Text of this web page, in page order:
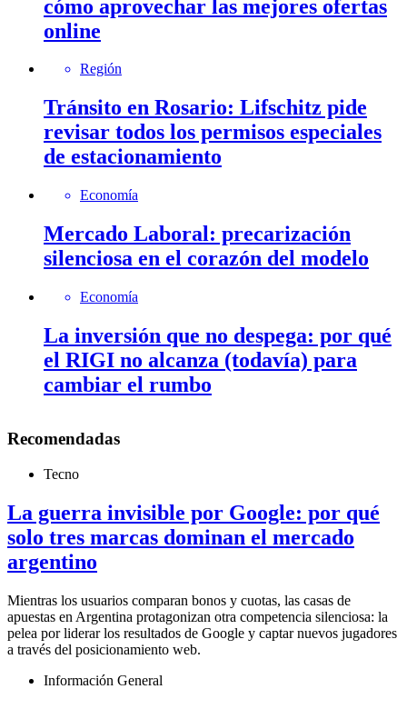
cómo aprovechar las mejores ofertas
online
Región
Tránsito en Rosario: Lifschitz pide
revisar todos los permisos especiales
de estacionamiento
Economía
Mercado Laboral: precarización
silenciosa en el corazón del modelo
Economía
La inversión que no despega: por qué
el RIGI no alcanza (todavía) para
cambiar el rumbo
Recomendadas
Tecno
La guerra invisible por Google: por qué
solo tres marcas dominan el mercado
argentino
Mientras los usuarios comparan bonos y cuotas, las casas de
apuestas en Argentina protagonizan otra competencia silenciosa: la
pelea por liderar los resultados de Google y captar nuevos jugadores
a través del posicionamiento web.
Información General